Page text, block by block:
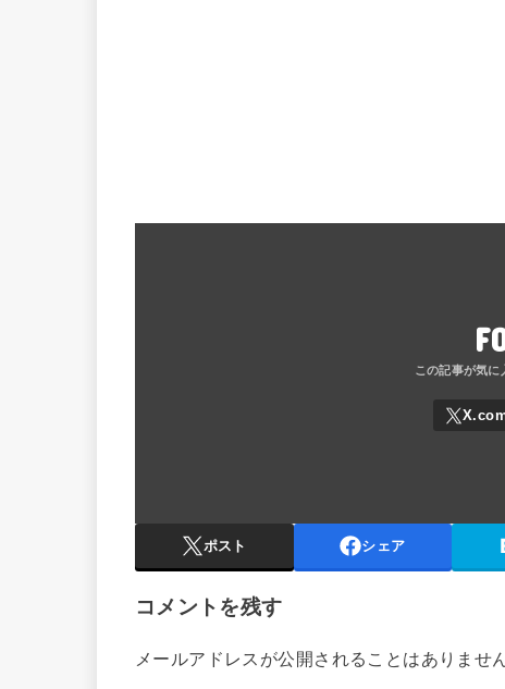
ポスト シェア
コメントを残す
メールアドレスが公開されることはありません